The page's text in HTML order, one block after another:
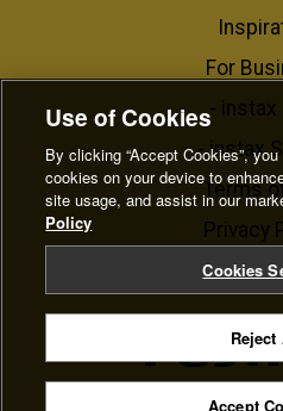
For
- instax
- instax
Terms
Privacy
Cookie
© FUJIFILM
Use of Cookies
By clicking “Accept Cookies”,
cookies on your device to
site usage, and assist in our
Policy
Cookies
Reject
Accept